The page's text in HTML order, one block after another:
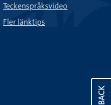
Teckenspråksvideo
Fler länktips